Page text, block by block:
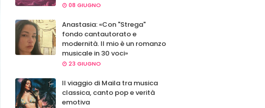
08 GIUGNO
Anastasia: «Con "Strega"
fondo cantautorato e
modernità. Il mio è un romanzo
musicale in 30 voci»
23 GIUGNO
Il viaggio di Maila tra musica
classica, canto pop e verità
emotiva